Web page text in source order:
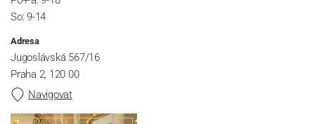
So: 9-14
Adresa
Jugoslávská 567/16
Praha 2, 120 00
Navigovat